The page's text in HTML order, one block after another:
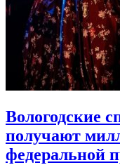
Вологодские
получают
федеральной